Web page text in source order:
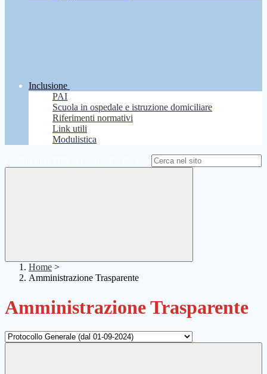
Inclusione
PAI
Scuola in ospedale e istruzione domiciliare
Riferimenti normativi
Link utili
Modulistica
Home >
Amministrazione Trasparente
Amministrazione Trasparente